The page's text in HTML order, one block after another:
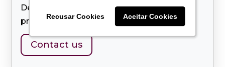
Recusar Cookies Aceitar Cookies
Recusar Cookies Aceitar Cookies
Descreva com detalhes tudo sobre seus
produtos e/ou serviços.
Contact us